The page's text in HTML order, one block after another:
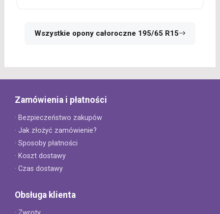
Wszystkie opony całoroczne 195/65 R15
Zamówienia i płatności
· Bezpieczeństwo zakupów
· Jak złożyć zamówienie?
· Sposoby płatności
· Koszt dostawy
· Czas dostawy
Obsługa klienta